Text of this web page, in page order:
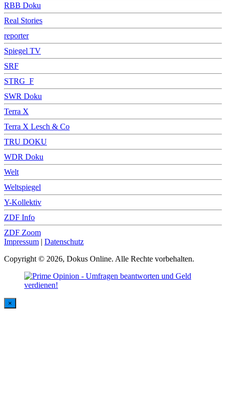
RBB Doku
Real Stories
reporter
Spiegel TV
SRF
STRG_F
SWR Doku
Terra X
Terra X Lesch & Co
TRU DOKU
WDR Doku
Welt
Weltspiegel
Y-Kollektiv
ZDF Info
ZDF Zoom
Impressum | Datenschutz
Copyright © 2026, Dokus Online. Alle Rechte vorbehalten.
×